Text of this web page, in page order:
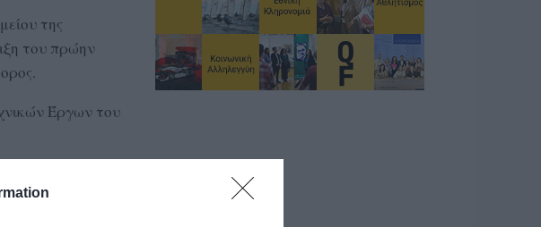
της
του πρώην
Έργων του
2018,